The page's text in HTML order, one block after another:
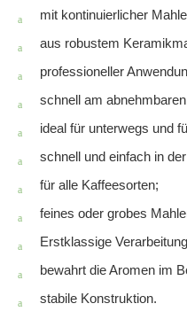
mit kontinuierlicher
aus robustem
professioneller
schnell am
ideal für unterwegs und
schnell und einfach in
für alle Kaffeesorten;
feines oder grobes
Erstklassige
bewahrt die Aromen im
stabile Konstruktion.